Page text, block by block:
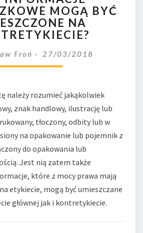
OBOWIĄZKOWE
MOGĄ
BYĆ
NA
KONTRETYKIECIE?
MOGĄ BYĆ
NA
Froń 27/03/2018
należy rozumieć jakąkolwiek
znak handlowy, ilustrację lub
tłoczony, odbity lub w
na opakowanie lub pojemnik z
do opakowania lub
Jest nią zatem także
które z mocy prawa mają
etykiecie, mogą być umieszczane
głównej jak i kontretykiecie.